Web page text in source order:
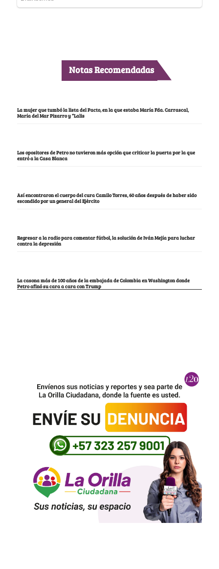
Notas Recomendadas
La mujer que tumbó la lista del Pacto, en la que estaba María Fda. Carrascal,
María del Mar Pizarro y “Lalis
Los opositores de Petro no tuvieron más opción que criticar la puerta por la que
entró a la Casa Blanca
Así encontraron el cuerpo del cura Camilo Torres, 60 años después de haber sido
escondido por un general del Ejército
Regresar a la radio para comentar fútbol, la solución de Iván Mejía para luchar
contra la depresión
La casona más de 100 años de la embajada de Colombia en Washington donde
Petro afinó su cara a cara con Trump